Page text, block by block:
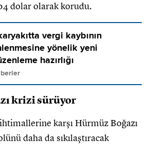
dolar olarak korudu.
vergi kaybının
yönelik yeni
hazırlığı
krizi sürüyor
karşı Hürmüz Boğazı
daha da sıkılaştıracak